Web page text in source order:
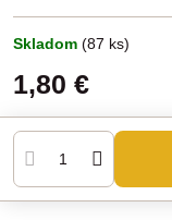
Skladom (87 ks)
1,80 €